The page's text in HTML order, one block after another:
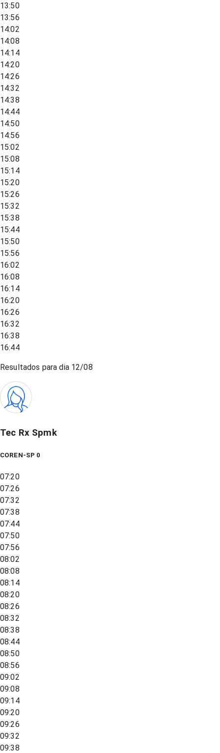
13:50
13:56
14:02
14:08
14:14
14:20
14:26
14:32
14:38
14:44
14:50
14:56
15:02
15:08
15:14
15:20
15:26
15:32
15:38
15:44
15:50
15:56
16:02
16:08
16:14
16:20
16:26
16:32
16:38
16:44
Resultados para dia 12/08
Tec Rx Spmk
COREN-SP 0
07:20
07:26
07:32
07:38
07:44
07:50
07:56
08:02
08:08
08:14
08:20
08:26
08:32
08:38
08:44
08:50
08:56
09:02
09:08
09:14
09:20
09:26
09:32
09:38